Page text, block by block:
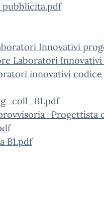
Innovativi
Laboratori Innovativi
innovativi codice
B1.pdf